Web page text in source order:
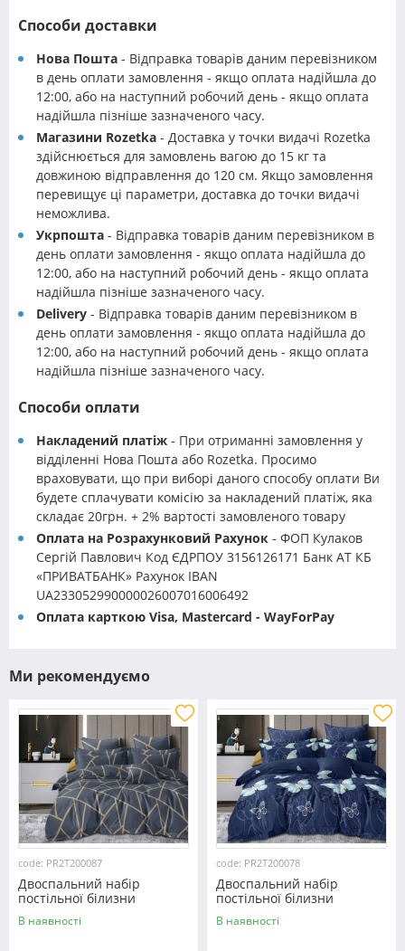
Способи доставки
Нова Пошта - Відправка товарів даним перевізником
в день оплати замовлення - якщо оплата надійшла до
12:00, або на наступний робочий день - якщо оплата
надійшла пізніше зазначеного часу.
Магазини Rozetka - Доставка у точки видачі Rozetka
здійснюється для замовлень вагою до 15 кг та
довжиною відправлення до 120 см. Якщо замовлення
перевищує ці параметри, доставка до точки видачі
неможлива.
Укрпошта - Відправка товарів даним перевізником в
день оплати замовлення - якщо оплата надійшла до
12:00, або на наступний робочий день - якщо оплата
надійшла пізніше зазначеного часу.
Delivery - Відправка товарів даним перевізником в
день оплати замовлення - якщо оплата надійшла до
12:00, або на наступний робочий день - якщо оплата
надійшла пізніше зазначеного часу.
Способи оплати
Накладений платіж - При отриманні замовлення у
відділенні Нова Пошта або Rozetka. Просимо
враховувати, що при виборі даного способу оплати Ви
будете сплачувати комісію за накладений платіж, яка
складає 20грн. + 2% вартості замовленого товару
Оплата на Розрахунковий Рахунок - ФОП Кулаков
Сергій Павлович Код ЄДРПОУ 3156126171 Банк АТ КБ
«ПРИВАТБАНК» Рахунок IBAN
UA233052990000026007016006492
Оплата карткою Visa, Mastercard - WayForPay
Ми рекомендуємо
code: PR2T200087
Двоспальний набір
постільної білизни
180*220 із полікотону
№200087 Черешенька™
В наявності
code: PR2T200078
Двоспальний набір
постільної білизни
180*220 із полікотону
№200078 Черешенька™
В наявності